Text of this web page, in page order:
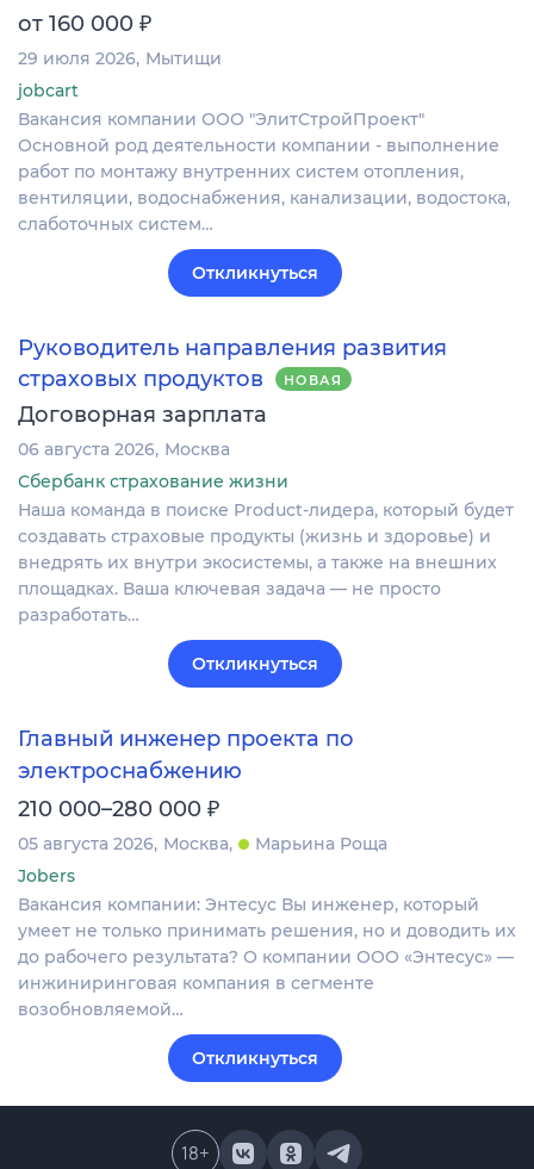
от 160 000 ₽
29 июля 2026 Мытищи
jobcart
Вакансия компании ООО "ЭлитСтройПроект"
Основной род деятельности компании - выполнение
работ по монтажу внутренних систем отопления,
вентиляции, водоснабжения, канализации, водостока,
слаботочных систем…
Откликнуться
Руководитель направления развития
страховых продуктов
НОВАЯ
Договорная зарплата
06 августа 2026 Москва
Сбербанк страхование жизни
Наша команда в поиске Product-лидера, который будет
создавать страховые продукты (жизнь и здоровье) и
внедрять их внутри экосистемы, а также на внешних
площадках. Ваша ключевая задача — не просто
разработать…
Откликнуться
Главный инженер проекта по
электроснабжению
210 000–280 000 ₽
05 августа 2026 Москва
Марьина Роща
Jobers
Вакансия компании: Энтесус Вы инженер, который
умеет не только принимать решения, но и доводить их
до рабочего результата? О компании ООО «Энтесус» —
инжиниринговая компания в сегменте
возобновляемой…
Откликнуться
18+